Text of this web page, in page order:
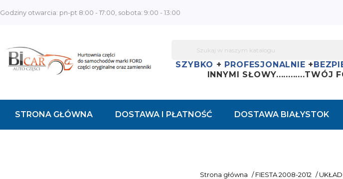
Godziny otwarcia: pn-pt 8:00 - 17:00, sobota: 9:00 - 13:00
SZYBKO + PROFESJONALNIE +
INNYMI SŁOWY............TWÓJ
STRONA GŁÓWNA DOSTAWA I PŁATNOŚĆ DOSTAWA BIAŁYSTOK
Strona główna / FIESTA 2008-2012 /